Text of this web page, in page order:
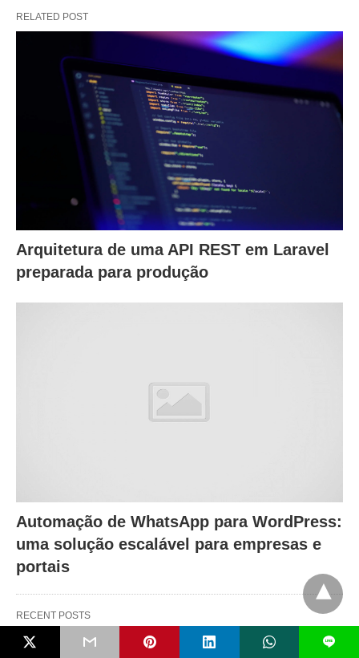
RELATED POST
Arquitetura de uma API REST em Laravel
preparada para produção
Automação de WhatsApp para WordPress:
uma solução escalável para empresas e
portais
RECENT POSTS
L